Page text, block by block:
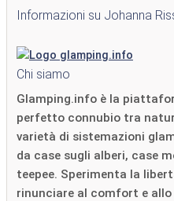
Informazioni su Johanna
Chi siamo
Glamping.info è la
perfetto connubio tra
varietà di sistemazioni
da case sugli alberi, case
teepee. Sperimenta la
rinunciare al comfort e